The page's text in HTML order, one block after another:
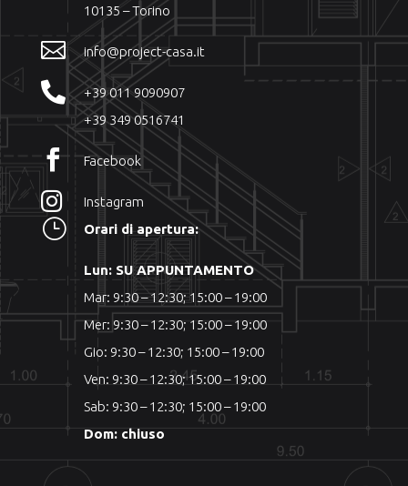
10135 – Torino
 info@project-casa.it

+39 011 9090907
+39 349 0516741
 Facebook
 Instagram
} Orari di apertura:
Lun: SU APPUNTAMENTO
Mar: 9:30 – 12:30; 15:00 – 19:00
Mer: 9:30 – 12:30; 15:00 – 19:00
Gio: 9:30 – 12:30; 15:00 – 19:00
Ven: 9:30 – 12:30; 15:00 – 19:00
Sab: 9:30 – 12:30; 15:00 – 19:00
Dom: chiuso